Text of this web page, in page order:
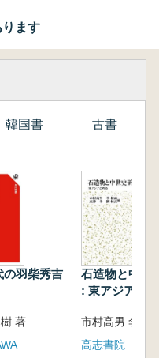
ます
韓国書 古書
の羽柴秀吉
著
石造物と中世
: 東アジアと
高志書院